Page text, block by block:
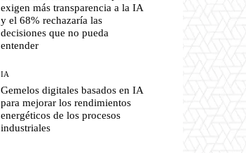
exigen más transparencia a la IA
y el 68% rechazaría las
decisiones que no pueda
entender
IA
Gemelos digitales basados en IA
para mejorar los rendimientos
energéticos de los procesos
industriales